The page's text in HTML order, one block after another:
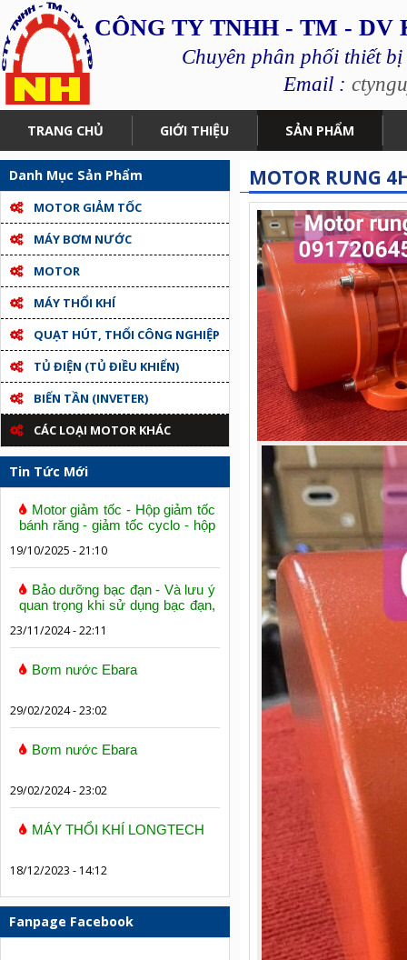
CÔNG TY TNHH - TM -
Chuyên phân phối thiết
Email :
TRANG CHỦ GIỚI THIỆU SẢN PHẨM
Danh Mục Sản Phẩm
MOTOR GIẢM TỐC
MÁY BƠM NƯỚC
MOTOR
MÁY THỔI KHÍ
QUẠT HÚT, THỔI CÔNG NGHIỆP
TỦ ĐIỆN (TỦ ĐIỀU KHIỂN)
BIẾN TẦN (INVETER)
CÁC LOẠI MOTOR KHÁC
Tin Tức Mới
Motor giảm tốc - Hộp giảm tốc
bánh răng - giảm tốc cyclo - hộp
19/10/2025 - 21:10
Bảo dưỡng bạc đạn - Và lưu ý
quan trọng khi sử dụng bạc đạn,
23/11/2024 - 22:11
Bơm nước Ebara
29/02/2024 - 23:02
Bơm nước Ebara
29/02/2024 - 23:02
MÁY THỔI KHÍ LONGTECH
18/12/2023 - 14:12
Fanpage Facebook
MOTOR RUNG